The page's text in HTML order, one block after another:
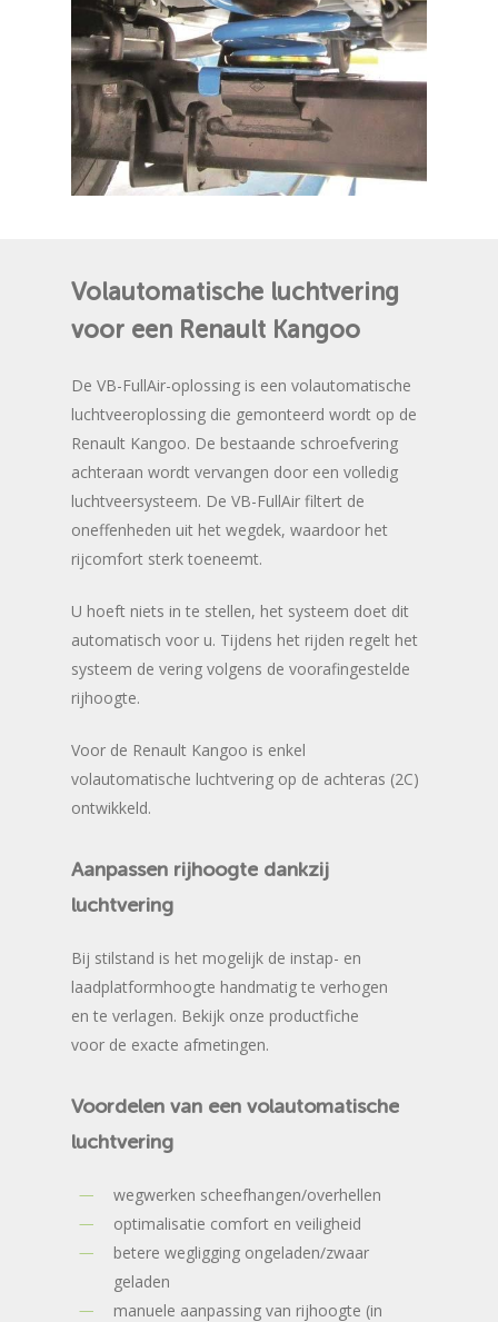
Volautomatische luchtvering
voor een Renault Kangoo
De VB-FullAir-oplossing is een volautomatische
luchtveeroplossing die gemonteerd wordt op de
Renault Kangoo. De bestaande schroefvering
achteraan wordt vervangen door een volledig
luchtveersysteem. De VB-FullAir filtert de
oneffenheden uit het wegdek, waardoor het
rijcomfort sterk toeneemt.
U hoeft niets in te stellen, het systeem doet dit
automatisch voor u. Tijdens het rijden regelt het
systeem de vering volgens de voorafingestelde
rijhoogte.
Voor de Renault Kangoo is enkel
volautomatische luchtvering op de achteras (2C)
ontwikkeld.
Aanpassen rijhoogte dankzij
luchtvering
Bij stilstand is het mogelijk de instap- en
laadplatformhoogte handmatig te verhogen
en te verlagen. Bekijk onze productfiche
voor de exacte afmetingen.
Voordelen van een volautomatische
luchtvering
wegwerken scheefhangen/overhellen
optimalisatie comfort en veiligheid
betere wegligging ongeladen/zwaar
geladen
manuele aanpassing van rijhoogte (in